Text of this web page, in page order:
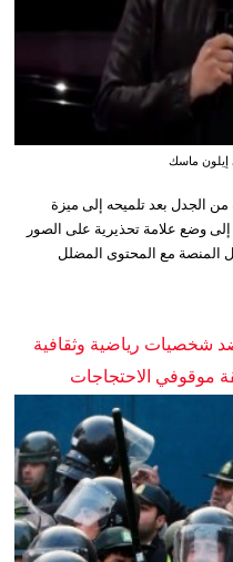
إيلون ماسك
من الجدل بعد تلميحه إلى ميزة
وضع علامة تحذيرية على الصور
المنصة مع المحتوى المضلل
شخصيات رياضية وثقافية
موقوفي الاحتجاجات